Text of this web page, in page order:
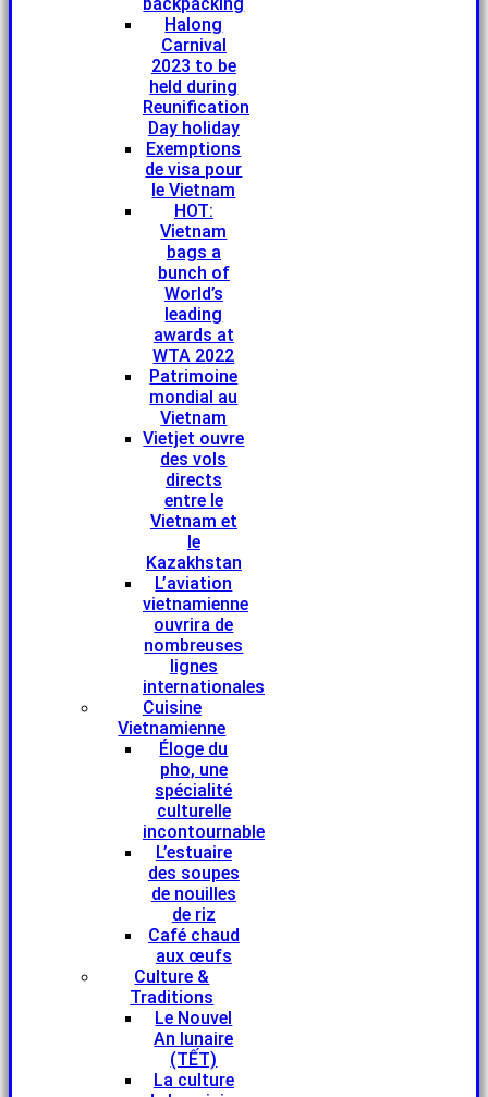
Halong
Carnival
2023 to be
held during
Reunification
Day holiday
Exemptions
de visa pour
le Vietnam
HOT:
Vietnam
bags a
bunch of
World’s
leading
awards at
WTA 2022
Patrimoine
mondial au
Vietnam
Vietjet ouvre
des vols
directs
entre le
Vietnam et
le
Kazakhstan
L’aviation
vietnamienne
ouvrira de
nombreuses
lignes
internationales
Cuisine
Vietnamienne
Éloge du
pho, une
spécialité
culturelle
incontournable
L’estuaire
des soupes
de nouilles
de riz
Café chaud
aux œufs
Culture &
Traditions
Le Nouvel
An lunaire
(TẾT)
La culture